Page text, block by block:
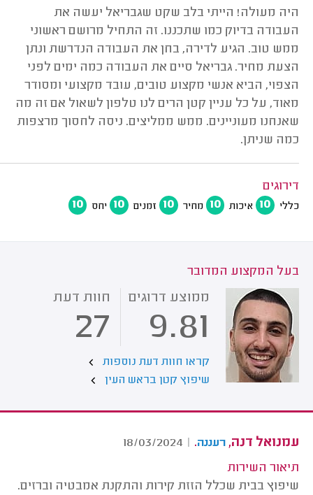
היה מעולה! הייתי בלב שקט שגבריאל יעשה את
העבודה בדיוק כמו שתכננו. זה התחיל מרושם ראשוני
ממש טוב. הגיע לדירה, בחן את העבודה הנדרשת ונתן
הצעת מחיר. גבריאל סיים את העבודה כמה ימים לפני
הצפוי, הביא אנשי מקצוע טובים, עובד מקצועי ומסודר
מאוד, על כל עניין קטן הרים לנו טלפון לשאול אם זה מה
שאנחנו מעוניינים. ממש ממליצים. ניסה לחסוך מרצפות
כמה שניתן.
דירוגים
כללי 10 איכות 10 מחיר 10 זמנים 10 יחס 10
בעל המקצוע המדובר
ממוצע דרוגים
9.81
חוות דעת
27
קראו חוות דעת נוספות
שיפוץ קטן בראש העין
עמנואל דנה, רעננה.
|
18/03/2024
תיאור השירות
שיפוץ בבית שכלל הזזת קירות והתקנת אמבטיה וברזים.